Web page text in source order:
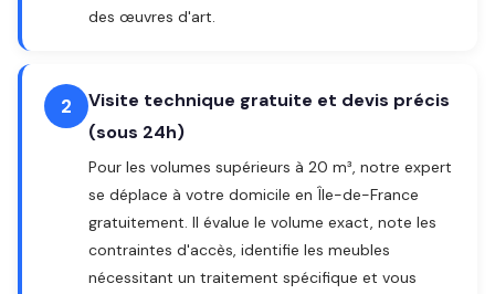
des œuvres d'art.
2
Visite technique gratuite et devis précis
(sous 24h)
Pour les volumes supérieurs à 20 m³, notre expert
se déplace à votre domicile en Île-de-France
gratuitement. Il évalue le volume exact, note les
contraintes d'accès, identifie les meubles
nécessitant un traitement spécifique et vous